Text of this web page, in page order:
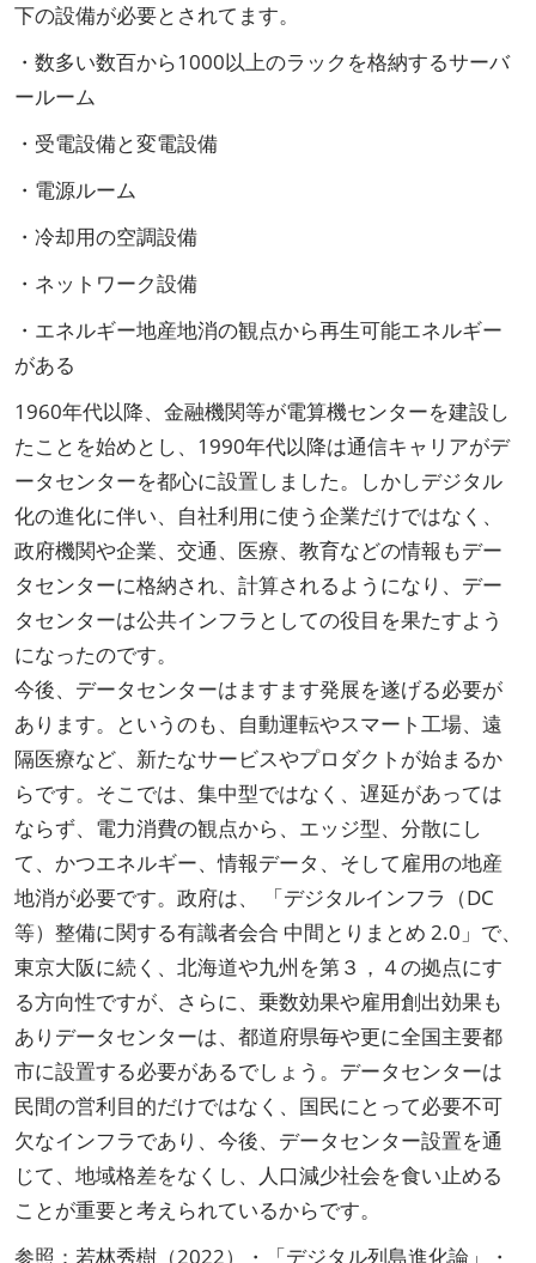
下の設備が必要とされてます。
・数多い数百から1000以上のラックを格納するサーバ
ールーム
・受電設備と変電設備
・電源ルーム
・冷却用の空調設備
・ネットワーク設備
・エネルギー地産地消の観点から再生可能エネルギー
がある
1960年代以降、金融機関等が電算機センターを建設し
たことを始めとし、1990年代以降は通信キャリアがデ
ータセンターを都心に設置しました。しかしデジタル
化の進化に伴い、自社利用に使う企業だけではなく、
政府機関や企業、交通、医療、教育などの情報もデー
タセンターに格納され、計算されるようになり、デー
タセンターは公共インフラとしての役目を果たすよう
になったのです。
今後、データセンターはますます発展を遂げる必要が
あります。というのも、自動運転やスマート工場、遠
隔医療など、新たなサービスやプロダクトが始まるか
らです。そこでは、集中型ではなく、遅延があっては
ならず、電力消費の観点から、エッジ型、分散にし
て、かつエネルギー、情報データ、そして雇用の地産
地消が必要です。政府は、 「デジタルインフラ（DC
等）整備に関する有識者会合 中間とりまとめ 2.0」で、
東京大阪に続く、北海道や九州を第３，４の拠点にす
る方向性ですが、さらに、乗数効果や雇用創出効果も
ありデータセンターは、都道府県毎や更に全国主要都
市に設置する必要があるでしょう。データセンターは
民間の営利目的だけではなく、国民にとって必要不可
欠なインフラであり、今後、データセンター設置を通
じて、地域格差をなくし、人口減少社会を食い止める
ことが重要と考えられているからです。
参照：若林秀樹（2022）・「デジタル列島進化論」・